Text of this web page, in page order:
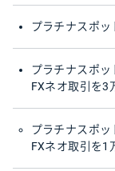
プラチナスポ
プラチナスポッ
FXネオ取引を3
プラチナスポッ
FXネオ取引を1